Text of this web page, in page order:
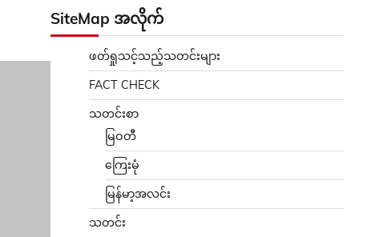
SiteMap အလိုက်
ဖတ်ရှုသင့်သည့်သတင်းများ
FACT CHECK
သတင်းစာ
မြဝတီ
ကြေးမုံ
မြန်မာ့အလင်း
သတင်း